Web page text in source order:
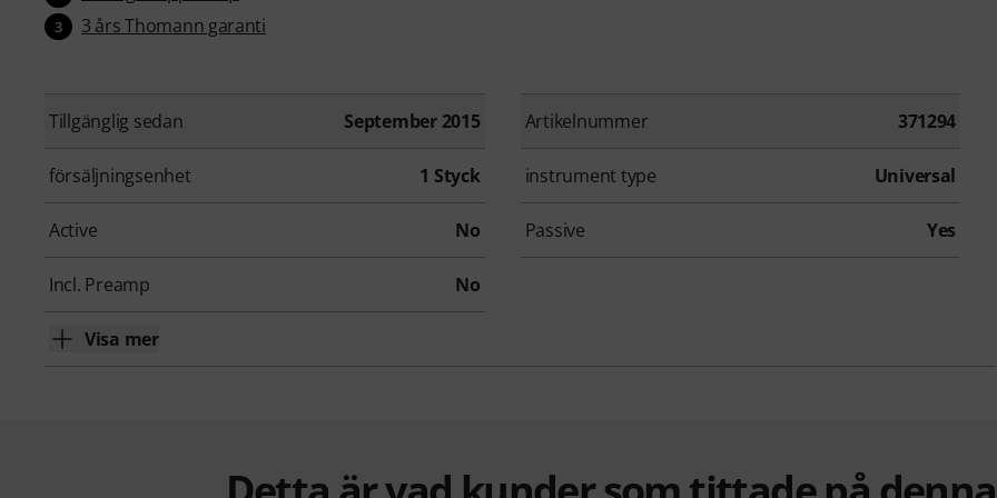
3 3 års Thomann garanti
Tillgänglig sedan September 2015 Artikelnummer 371294
försäljningsenhet 1 Styck instrument type Universal
Active No Passive Yes
Incl. Preamp No
Visa mer